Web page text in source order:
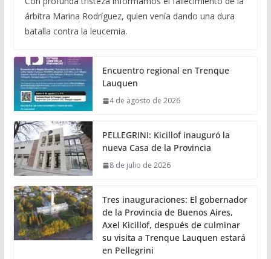
árbitra Marina Rodríguez, quien venía dando una dura
batalla contra la leucemia.
Encuentro regional en Trenque
Lauquen
4 de agosto de 2026
PELLEGRINI: Kicillof inauguró la
nueva Casa de la Provincia
8 de julio de 2026
Tres inauguraciones: El gobernador
de la Provincia de Buenos Aires,
Axel Kicillof, después de culminar
su visita a Trenque Lauquen estará
en Pellegrini